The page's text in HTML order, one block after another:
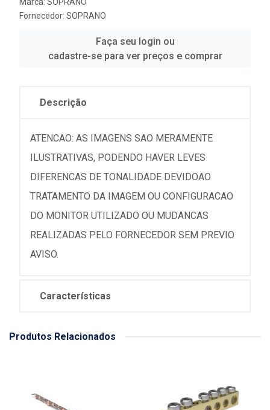
Fornecedor: SOPRANO
Faça seu login ou
cadastre-se para ver preços e comprar
Descrição
ATENCAO: AS IMAGENS SAO MERAMENTE
ILUSTRATIVAS, PODENDO HAVER LEVES
DIFERENCAS DE TONALIDADE DEVIDOAO
TRATAMENTO DA IMAGEM OU CONFIGURACAO
DO MONITOR UTILIZADO OU MUDANCAS
REALIZADAS PELO FORNECEDOR SEM PREVIO
AVISO.
Características
Produtos Relacionados